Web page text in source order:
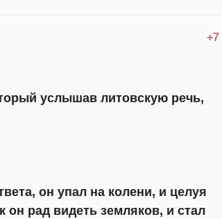
+7
услышав литовскую речь,
он упал на колени, и целуя
он рад видеть земляков, и стал